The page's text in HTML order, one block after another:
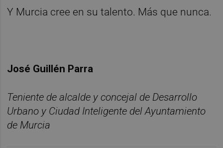
Y Murcia cree en su talento. Más que nunca.
José Guillén Parra
Teniente de alcalde y concejal de Desarrollo
Urbano y Ciudad Inteligente del Ayuntamiento
de Murcia